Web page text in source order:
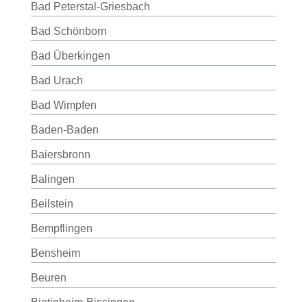
Bad Peterstal-Griesbach
Bad Schönborn
Bad Überkingen
Bad Urach
Bad Wimpfen
Baden-Baden
Baiersbronn
Balingen
Beilstein
Bempflingen
Bensheim
Beuren